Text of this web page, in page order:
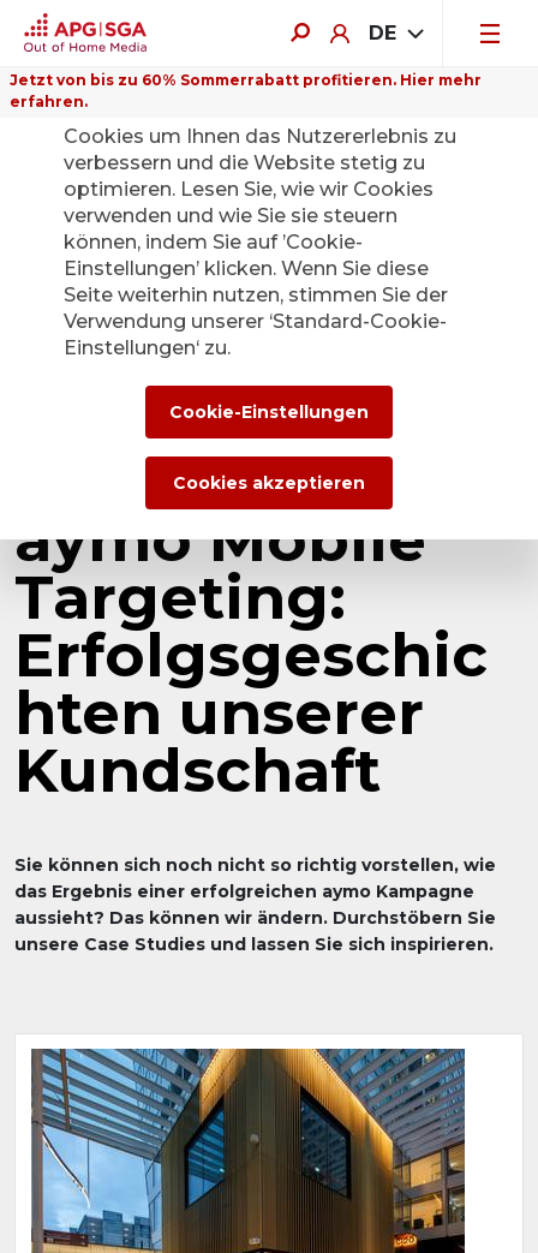
DE
Jetzt von bis zu 60% Sommerrabatt profitieren. Hier mehr
erfahren.
aymo Mobile
Targeting:
Erfolgsgeschic
hten unserer
Kundschaft
Sie können sich noch nicht so richtig vorstellen, wie
das Ergebnis einer erfolgreichen aymo Kampagne
aussieht? Das können wir ändern. Durchstöbern Sie
unsere Case Studies und lassen Sie sich inspirieren.
Auf dieser Website verwenden wir
Cookies um Ihnen das Nutzererlebnis zu
verbessern und die Website stetig zu
optimieren. Lesen Sie, wie wir Cookies
verwenden und wie Sie sie steuern
können, indem Sie auf ’Cookie-
Einstellungen’ klicken. Wenn Sie diese
Seite weiterhin nutzen, stimmen Sie der
Verwendung unserer ‘Standard-Cookie-
Einstellungen‘ zu.
Cookie-Einstellungen
Cookies akzeptieren